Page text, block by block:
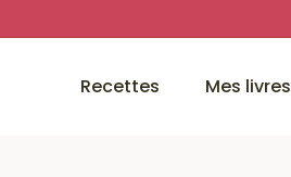
Recettes Mes livres